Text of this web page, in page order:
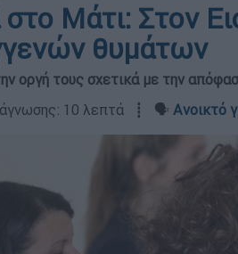
Μάτι: Στον
θυμάτων
οργή τους σχετικά με την
10 λεπτά ┋ 🗣️ Ανοικτό